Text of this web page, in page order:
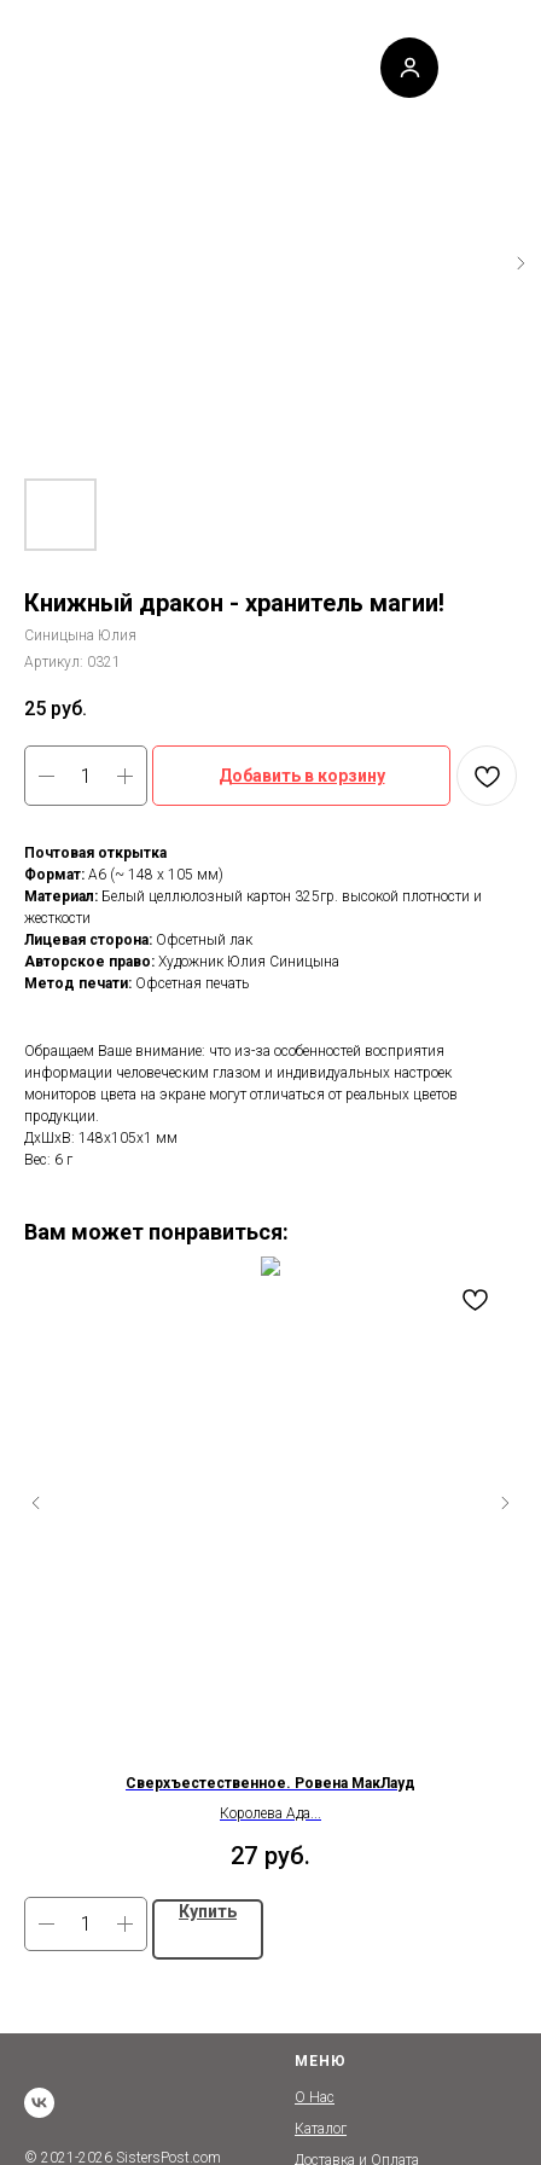
Книжный дракон - хранитель магии!
Синицына Юлия
Артикул: 0321
25 руб.
Добавить в корзину
Почтовая открытка
Формат: А6 (~ 148 х 105 мм)
Материал: Белый целлюлозный картон 325гр. высокой плотности и
жесткости
Лицевая сторона: Офсетный лак
Авторское право: Художник Юлия Синицына
Метод печати: Офсетная печать
Обращаем Ваше внимание: что из-за особенностей восприятия
информации человеческим глазом и индивидуальных настроек
мониторов цвета на экране могут отличаться от реальных цветов
продукции.
ДxШxВ: 148x105x1 мм
Вес: 6 г
Вам может понравиться:
Сверхъестественное. Ровена МакЛауд
Королева Ада...
27 руб.
Купить
© 2021-2026 SistersPost.com
МЕНЮ
О Нас
Каталог
Доставка и Оплата